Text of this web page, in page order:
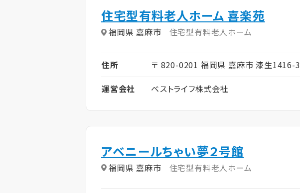
住宅型有料老人ホーム 喜楽苑
福岡県 嘉麻市 住宅型有料老人ホーム
住所
〒 820-0201 福岡県 嘉麻市 漆生1416-3
運営会社
ベストライフ株式会社
アベニールちゃい夢２号館
福岡県 嘉麻市 住宅型有料老人ホーム